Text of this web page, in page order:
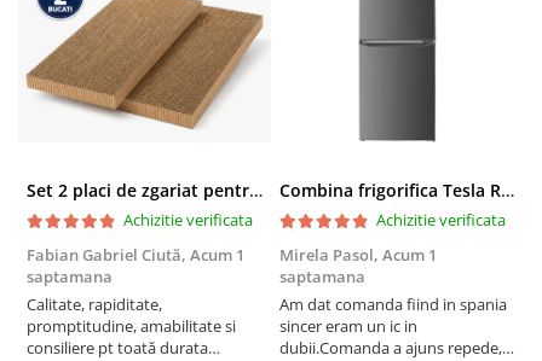
Set 2 placi de zgariat pentru casuta pisici BUNTZ KJW5086, compatibile cu casuta 59 x 28.5 x 35 cm
Achizitie verificata
Fabian Gabriel Ciută, Acum 1
saptamana
Calitate, rapiditate,
promptitudine, amabilitate si
consiliere pt toată durata
Combina frigorifica Tesla RC2600HXE, 262 l, Clasa E, Iluminare LED, dezghetare automata frigider, H 180 cm, Inox
Achizitie verificata
Mirela Pasol, Acum 1
saptamana
Am dat comanda fiind in spania
sincer eram un ic in
dubii.Comanda a ajuns repede,in